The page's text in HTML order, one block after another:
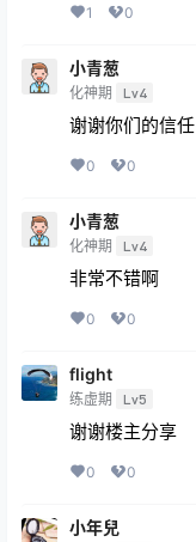
1 0
小青葱
化神期 Lv4
谢谢你们的信任
0 0
小青葱
化神期 Lv4
非常不错啊
0 0
flight
练虚期 Lv5
谢谢楼主分享
0 0
小年兒